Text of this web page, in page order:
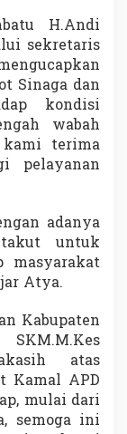
H.Andi
sekretaris
Sinaga dan
kondisi
wabah
kami terima
pelayanan
adanya
untuk
masyarakat
Atya.
Kabupaten
atas
Kamal APD
mulai dari
semoga ini